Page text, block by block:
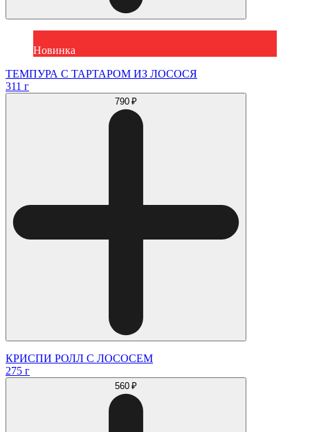
Новинка
ТЕМПУРА С ТАРТАРОМ ИЗ ЛОСОСЯ
311 г
790 ₽
КРИСПИ РОЛЛ С ЛОСОСЕМ
275 г
560 ₽